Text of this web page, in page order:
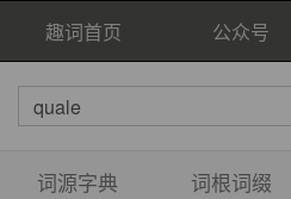
趣词首页 公众号
词源字典 词根词缀